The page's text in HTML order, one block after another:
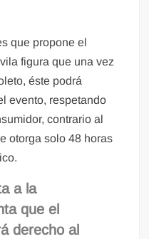
que propone el
figura que una vez
éste podrá
evento, respetando
contrario al
otorga solo 48 horas
a la
que el
derecho al